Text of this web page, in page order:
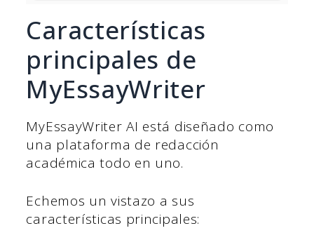
Características
principales de
MyEssayWriter
MyEssayWriter AI está diseñado como
una plataforma de redacción
académica todo en uno.
Echemos un vistazo a sus
características principales: